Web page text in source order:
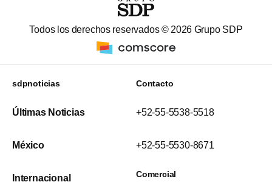
Todos los derechos reservados © 2026 Grupo SDP
sdpnoticias
Últimas Noticias
México
Internacional
Contacto
+52-55-5538-5518
+52-55-5530-8671
Comercial